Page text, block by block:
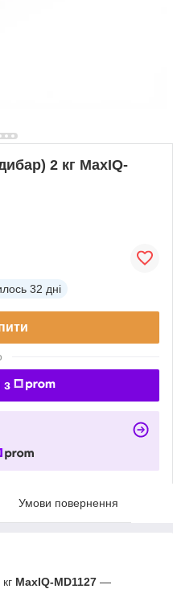
2 кг MaxIQ-
32 дні
з
Умови повернення
MaxIQ-MD1127 —